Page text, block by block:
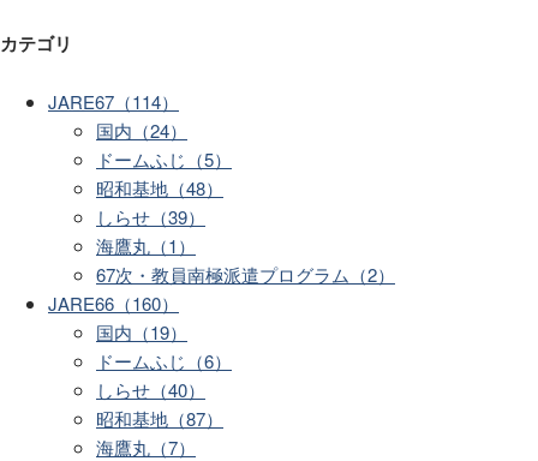
カテゴリ
JARE67（114）
国内（24）
ドームふじ（5）
昭和基地（48）
しらせ（39）
海鷹丸（1）
67次・教員南極派遣プログラム（2）
JARE66（160）
国内（19）
ドームふじ（6）
しらせ（40）
昭和基地（87）
海鷹丸（7）